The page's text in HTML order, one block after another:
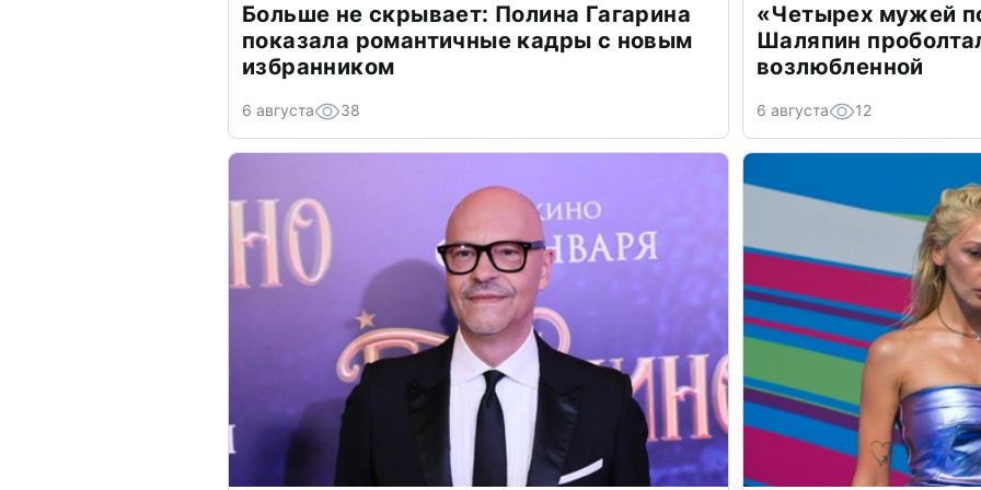
Больше не скрывает: Полина Гагарина
показала романтичные кадры с новым
избранником
6 августа 38
«Четырех мужей
Шаляпин
возлюбленной
6 августа 12